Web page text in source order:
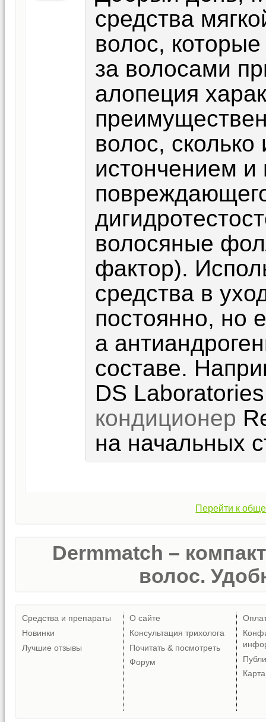
средства
волос,
за волосами
алопеция
волос,
истончением и
волосяные
фактор).
средства в
постоянно, но
а
составе.
DS
кондиционер
на начальных
Перейти к
Dermmatch –
волос.
Средства и препараты
Новинки
Лучшие отзывы
О сайте
Консультация трихолога
Почитать & посмотреть
Форум